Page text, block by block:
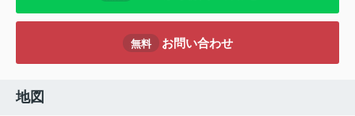
無料 お問い合わせ
地図